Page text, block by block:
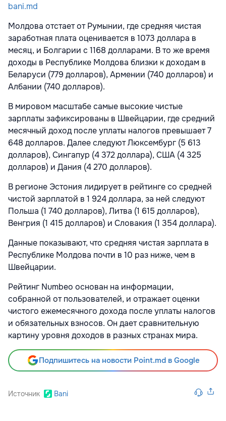
bani.md
Молдова отстает от Румынии, где средняя чистая
заработная плата оценивается в 1073 доллара в
месяц, и Болгарии с 1168 долларами. В то же время
доходы в Республике Молдова близки к доходам в
Беларуси (779 долларов), Армении (740 долларов) и
Албании (740 долларов).
В мировом масштабе самые высокие чистые
зарплаты зафиксированы в Швейцарии, где средний
месячный доход после уплаты налогов превышает 7
648 долларов. Далее следуют Люксембург (5 613
долларов), Сингапур (4 372 доллара), США (4 325
долларов) и Дания (4 270 долларов).
В регионе Эстония лидирует в рейтинге со средней
чистой зарплатой в 1 924 доллара, за ней следуют
Польша (1 740 долларов), Литва (1 615 долларов),
Венгрия (1 415 долларов) и Словакия (1 354 доллара).
Данные показывают, что средняя чистая зарплата в
Республике Молдова почти в 10 раз ниже, чем в
Швейцарии.
Рейтинг Numbeo основан на информации,
собранной от пользователей, и отражает оценки
чистого ежемесячного дохода после уплаты налогов
и обязательных взносов. Он дает сравнительную
картину уровня доходов в разных странах мира.
Подпишитесь на новости Point.md в Google
Источник Bani